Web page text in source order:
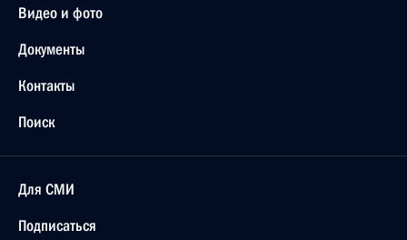
Видео и фото
Документы
Контакты
Поиск
Для СМИ
Подписаться